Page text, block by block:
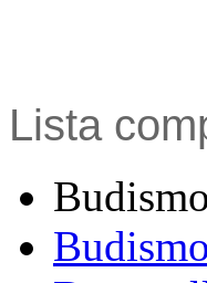
Lista